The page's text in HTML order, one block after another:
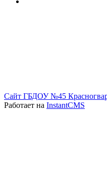
Сайт ГБДОУ №45
Работает на InstantCMS